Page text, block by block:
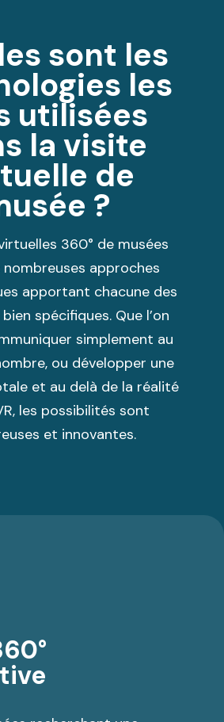
sont les
les
utilisées
la visite
de
?
360° de musées
approches
apportant chacune des
spécifiques. Que l’on
simplement au
ou développer une
et au delà de la réalité
les possibilités sont
et innovantes.